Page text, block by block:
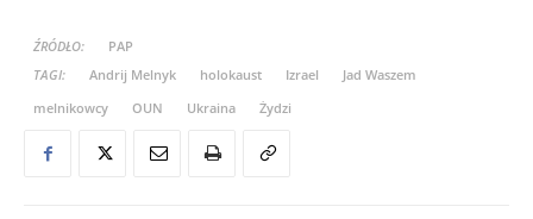
ŹRÓDŁO:
PAP
TAGI:
Andrij Melnyk holokaust Izrael
Jad Waszem
melnikowcy
OUN Ukraina Żydzi